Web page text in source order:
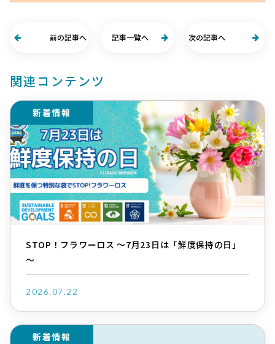
前の記事へ 記事一覧へ 次の記事へ
関連コンテンツ
新着情報
STOP！フラワーロス ～7月23日は「鮮度保持の日」
～
2026.07.22
新着情報